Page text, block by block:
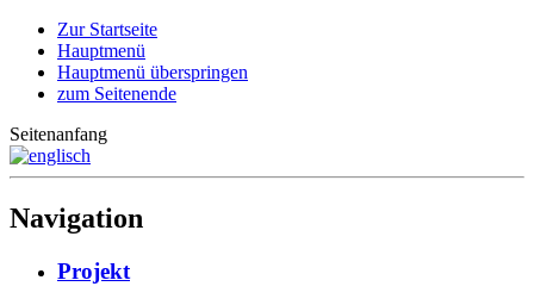
Zur Startseite
Hauptmenü
Hauptmenü überspringen
zum Seitenende
Seitenanfang
Navigation
Projekt